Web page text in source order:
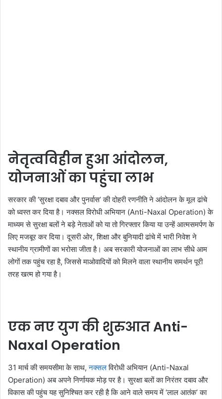
नेतृत्वविहीन हुआ आंदोलन,
योजनाओं का पहुंचा लाभ
सरकार की ‘सुरक्षा दबाव और पुनर्वास’ की दोहरी रणनीति ने आंदोलन के मूल ढांचे
को ध्वस्त कर दिया है। नक्सल विरोधी अभियान (Anti-Naxal Operation) के
माध्यम से सुरक्षा बलों ने बड़े नेताओं को या तो गिरफ्तार किया या उन्हें आत्मसमर्पण के
लिए मजबूर कर दिया। दूसरी ओर, शिक्षा और बुनियादी ढांचे में भारी निवेश ने
स्थानीय ग्रामीणों का भरोसा जीता है। अब सरकारी योजनाओं का लाभ सीधे आम
लोगों तक पहुंच रहा है, जिससे माओवादियों को मिलने वाला स्थानीय समर्थन पूरी
तरह खत्म हो गया है।
एक नए युग की शुरुआत Anti-
Naxal Operation
31 मार्च की समयसीमा के साथ,नक्सलविरोधी अभियान (Anti-Naxal
Operation) अब अपने निर्णायक मोड़ पर है। सुरक्षा बलों का निरंतर दबाव और
विकास की पहुंच यह सुनिश्चित कर रही है कि आने वाले समय में ‘लाल आतंक’ का